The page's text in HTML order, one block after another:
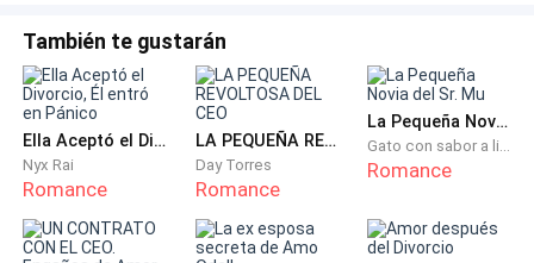
También te gustarán
Ella Aceptó el Divorcio, Él entró en Pánico
Nyx Rai
Romance
LA PEQUEÑA REVOLTOSA DEL CEO
Day Torres
Romance
La Pequeña Novia del Sr. Mu
Romance